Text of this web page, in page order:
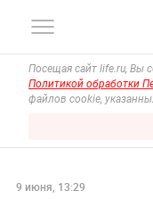
Посещая сайт life.ru, Вы
Политикой обработки
файлов cookie,
9 июня, 13:29